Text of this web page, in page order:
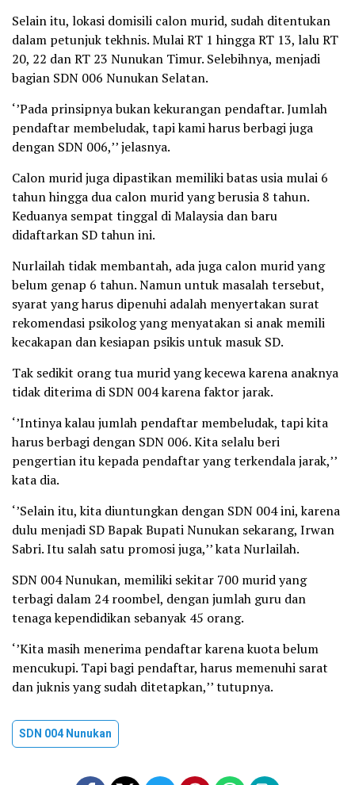
Selain itu, lokasi domisili calon murid, sudah ditentukan
dalam petunjuk tekhnis. Mulai RT 1 hingga RT 13, lalu RT
20, 22 dan RT 23 Nunukan Timur. Selebihnya, menjadi
bagian SDN 006 Nunukan Selatan.
‘’Pada prinsipnya bukan kekurangan pendaftar. Jumlah
pendaftar membeludak, tapi kami harus berbagi juga
dengan SDN 006,’’ jelasnya.
Calon murid juga dipastikan memiliki batas usia mulai 6
tahun hingga dua calon murid yang berusia 8 tahun.
Keduanya sempat tinggal di Malaysia dan baru
didaftarkan SD tahun ini.
Nurlailah tidak membantah, ada juga calon murid yang
belum genap 6 tahun. Namun untuk masalah tersebut,
syarat yang harus dipenuhi adalah menyertakan surat
rekomendasi psikolog yang menyatakan si anak memili
kecakapan dan kesiapan psikis untuk masuk SD.
Tak sedikit orang tua murid yang kecewa karena anaknya
tidak diterima di SDN 004 karena faktor jarak.
‘’Intinya kalau jumlah pendaftar membeludak, tapi kita
harus berbagi dengan SDN 006. Kita selalu beri
pengertian itu kepada pendaftar yang terkendala jarak,’’
kata dia.
‘’Selain itu, kita diuntungkan dengan SDN 004 ini, karena
dulu menjadi SD Bapak Bupati Nunukan sekarang, Irwan
Sabri. Itu salah satu promosi juga,’’ kata Nurlailah.
SDN 004 Nunukan, memiliki sekitar 700 murid yang
terbagi dalam 24 roombel, dengan jumlah guru dan
tenaga kependidikan sebanyak 45 orang.
‘’Kita masih menerima pendaftar karena kuota belum
mencukupi. Tapi bagi pendaftar, harus memenuhi sarat
dan juknis yang sudah ditetapkan,’’ tutupnya.
SDN 004 Nunukan